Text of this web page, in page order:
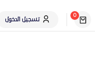
0
تسجيل الدخول